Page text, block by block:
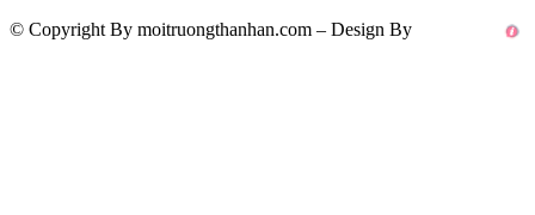
© Copyright By moitruongthanhan.com – Design By